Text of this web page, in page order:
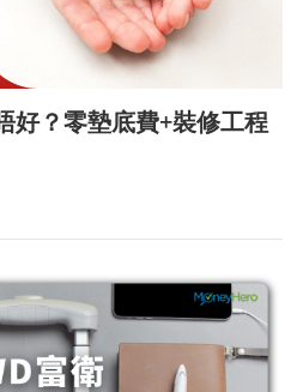
？零墊底費+裝修工程